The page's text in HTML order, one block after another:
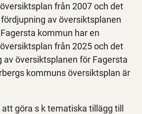
från 2007 och det
av översiktsplanen
kommun har en
från 2025 och det
av översiktsplanen för Fagersta
kommuns översiktsplan är
göra s k tematiska tillägg till